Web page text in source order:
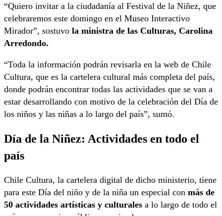
“Quiero invitar a la ciudadanía al Festival de la Niñez, que
celebraremos este domingo en el Museo Interactivo
Mirador”, sostuvo la ministra de las Culturas, Carolina
Arredondo.
“Toda la información podrán revisarla en la web de Chile
Cultura, que es la cartelera cultural más completa del país,
donde podrán encontrar todas las actividades que se van a
estar desarrollando con motivo de la celebración del Día de
los niños y las niñas a lo largo del país”, sumó.
Día de la Niñez: Actividades en todo el
país
Chile Cultura, la cartelera digital de dicho ministerio, tiene
para este Día del niño y de la niña un especial con más de
50 actividades artísticas y culturales a lo largo de todo el